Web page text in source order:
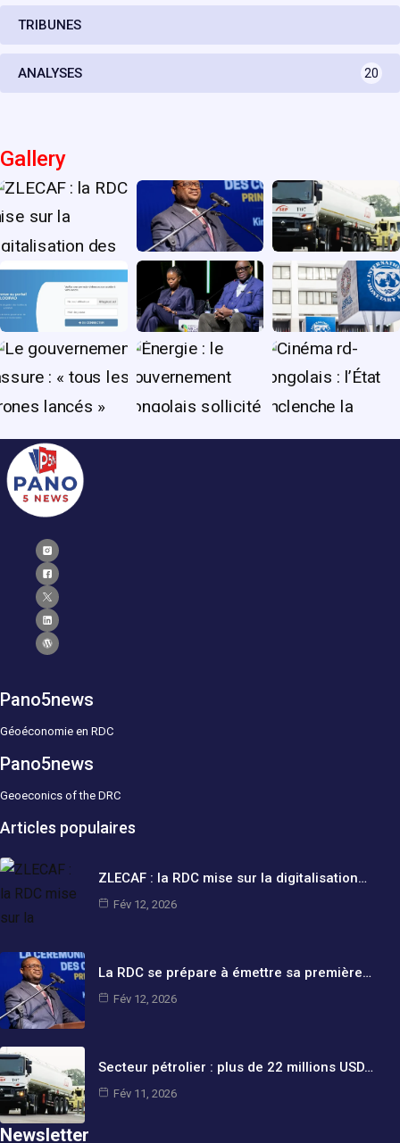
TRIBUNES
ANALYSES 20
Gallery
Pano5news
Géoéconomie en RDC
Pano5news
Geoeconics of the DRC
Articles populaires
ZLECAF : la RDC mise sur la digitalisation…
Fév 12, 2026
La RDC se prépare à émettre sa première…
Fév 12, 2026
Secteur pétrolier : plus de 22 millions USD…
Fév 11, 2026
Newsletter